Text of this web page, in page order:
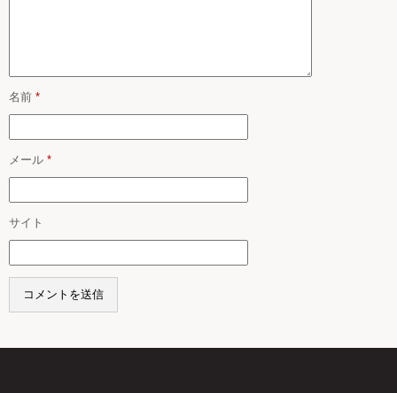
名前 *
メール *
サイト